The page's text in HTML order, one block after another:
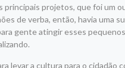
principais projetos, que foi um
de verba, então, havia uma
gente atingir esses
levar a cultura para o cidadão